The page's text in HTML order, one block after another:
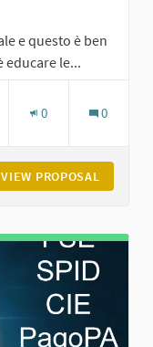
e questo è ben
le...
0 0
VIEW PROPOSAL